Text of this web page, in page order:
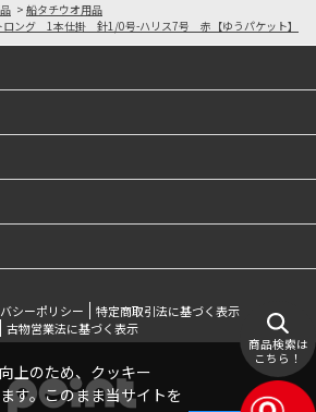
> 船タチウオ用品
ロング 1本仕掛 針1/0号-ハリス7号 赤【ゆうパケット】
シーポリシー
特定商取引法に基づく表示
古物営業法に基づく表示
商品検索は
こちら！
上のため、クッキー
す。このまま当サイトを